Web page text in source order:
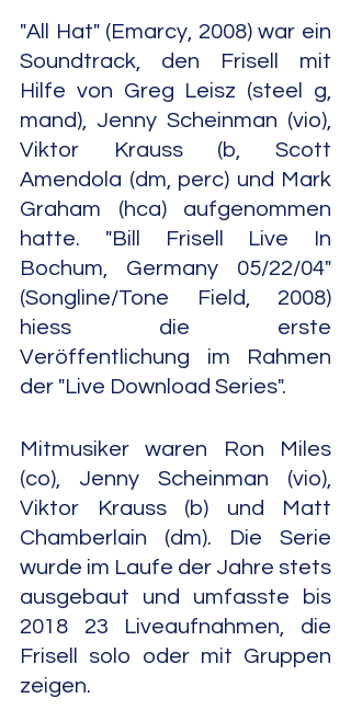
"All Hat" (Emarcy, 2008) war ein
Soundtrack, den Frisell mit
Hilfe von Greg Leisz (steel g,
mand), Jenny Scheinman (vio),
Viktor Krauss (b, Scott
Amendola (dm, perc) und Mark
Graham (hca) aufgenommen
hatte. "Bill Frisell Live In
Bochum, Germany 05/22/04"
(Songline/Tone Field, 2008)
hiess die erste
Veröffentlichung im Rahmen
der "Live Download Series".
Mitmusiker waren Ron Miles
(co), Jenny Scheinman (vio),
Viktor Krauss (b) und Matt
Chamberlain (dm). Die Serie
wurde im Laufe der Jahre stets
ausgebaut und umfasste bis
2018 23 Liveaufnahmen, die
Frisell solo oder mit Gruppen
zeigen.